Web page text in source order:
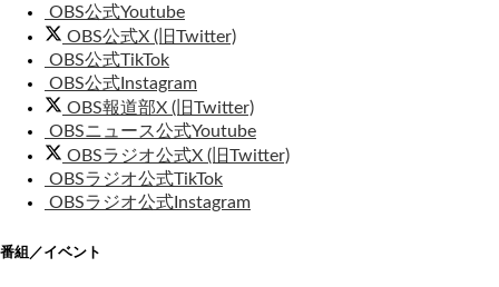
OBS公式Youtube
OBS公式X (旧Twitter)
OBS公式TikTok
OBS公式Instagram
OBS報道部X (旧Twitter)
OBSニュース公式Youtube
OBSラジオ公式X (旧Twitter)
OBSラジオ公式TikTok
OBSラジオ公式Instagram
番組／イベント